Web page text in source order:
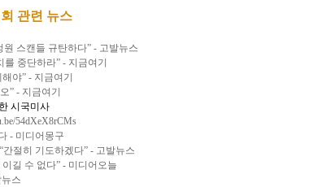
관련 뉴스
스캔들 규탄하다” - 고발뉴스
중단하라” - 지금여기
야” - 지금여기
” - 지금여기
시국미사
54dXeX8rCMs
- 미디어몽구
절히 기도하겠다” - 고발뉴스
길 수 없다” - 미디어오늘
스